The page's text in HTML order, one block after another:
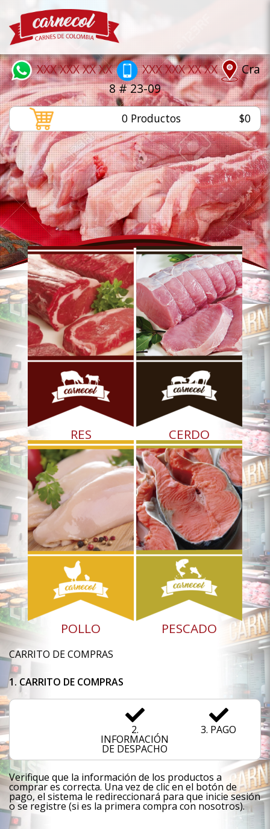
XXX XXX XX XX XXX XXX XX XX
Cra
8 # 23-09
0 Productos $0
RES CERDO
POLLO PESCADO
CARRITO DE COMPRAS
1. CARRITO DE COMPRAS
2.
INFORMACIÓN
DE DESPACHO
3. PAGO
Verifique que la información de los productos a
comprar es correcta. Una vez de clic en el botón de
pago, el sistema le redireccionará para que inicie sesión
o se registre (si es la primera compra con nosotros).